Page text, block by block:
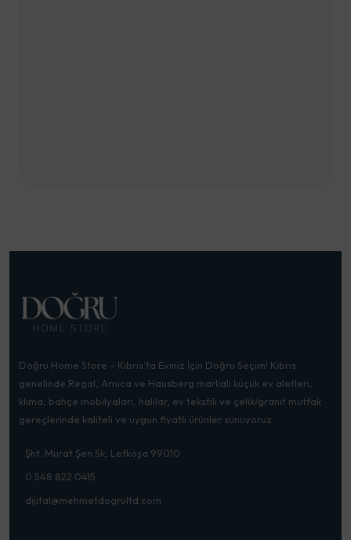
Doğru Home Store – Kıbrıs’ta Eviniz İçin Doğru Seçim! Kıbrıs
genelinde Regal, Arnica ve Hausberg markalı küçük ev aletleri,
klima, bahçe mobilyaları, halılar, ev tekstili ve çelik/granit mutfak
gereçlerinde kaliteli ve uygun fiyatlı ürünler sunuyoruz.
Şht. Murat Şen Sk, Lefkoşa 99010
0 548 822 0415
dijital@mehmetdogrultd.com